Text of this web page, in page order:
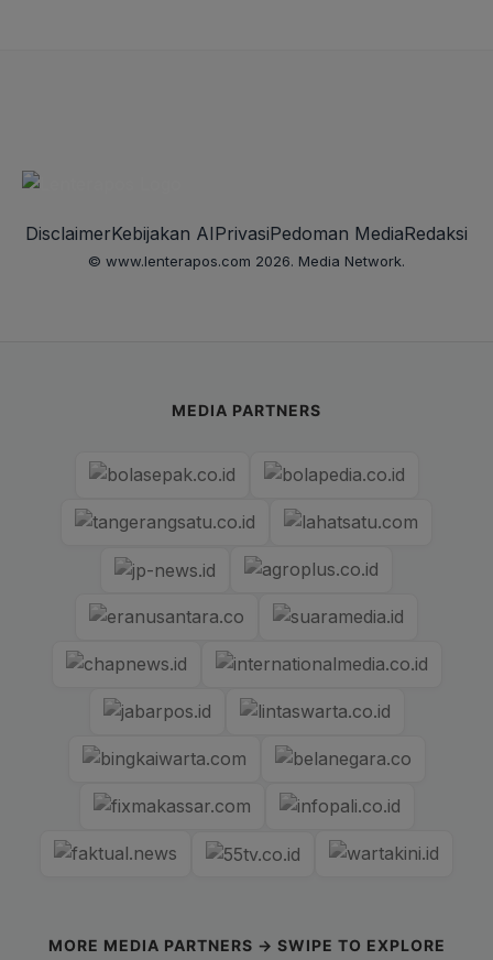
DisclaimerKebijakan AIPrivasiPedoman MediaRedaksi
© www.lenterapos.com 2026. Media Network.
MEDIA PARTNERS
MORE MEDIA PARTNERS → SWIPE TO EXPLORE